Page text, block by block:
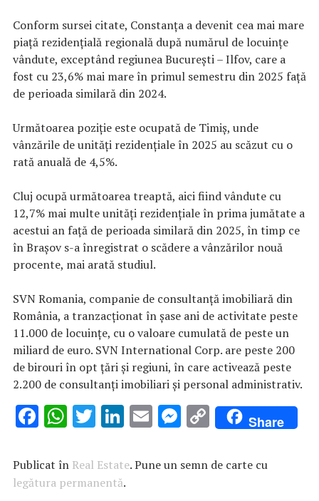
Conform sursei citate, Constanţa a devenit cea mai mare
piaţă rezidenţială regională după numărul de locuinţe
vândute, exceptând regiunea Bucureşti – Ilfov, care a
fost cu 23,6% mai mare în primul semestru din 2025 faţă
de perioada similară din 2024.
Următoarea poziţie este ocupată de Timiş, unde
vânzările de unităţi rezidenţiale în 2025 au scăzut cu o
rată anuală de 4,5%.
Cluj ocupă următoarea treaptă, aici fiind vândute cu
12,7% mai multe unităţi rezidenţiale în prima jumătate a
acestui an faţă de perioada similară din 2025, în timp ce
în Braşov s-a înregistrat o scădere a vânzărilor nouă
procente, mai arată studiul.
SVN Romania, companie de consultanţă imobiliară din
România, a tranzacţionat în şase ani de activitate peste
11.000 de locuinţe, cu o valoare cumulată de peste un
miliard de euro. SVN International Corp. are peste 200
de birouri în opt ţări şi regiuni, în care activează peste
2.200 de consultanţi imobiliari şi personal administrativ.
F
e
b
W
at
s
T
it
te
Li
k
e
E
ai
M
se
C
o
p
Share
Publicat în Real Estate. Pune un semn de carte cu
legătura permanentă.